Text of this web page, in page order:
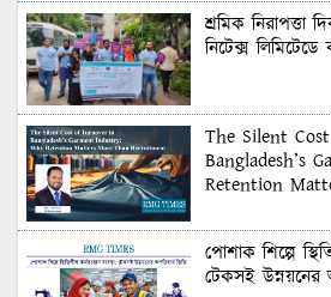
শ্রমিক নিরাপত্তা
নিটেক্স
The Silent
Bangladesh’s
Retention
পোশাক শিল্পে
টেকসই উন্নয়নের